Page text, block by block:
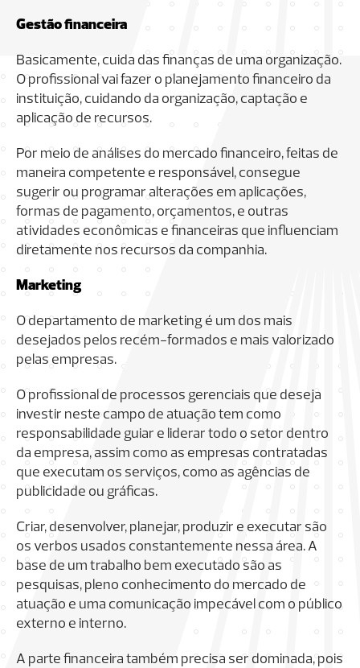
Gestão financeira
Basicamente, cuida das finanças de uma organização.
O profissional vai fazer o planejamento financeiro da
instituição, cuidando da organização, captação e
aplicação de recursos.
Por meio de análises do mercado financeiro, feitas de
maneira competente e responsável, consegue
sugerir ou programar alterações em aplicações,
formas de pagamento, orçamentos, e outras
atividades econômicas e financeiras que influenciam
diretamente nos recursos da companhia.
Marketing
O departamento de marketing é um dos mais
desejados pelos recém-formados e mais valorizado
pelas empresas.
O profissional de processos gerenciais que deseja
investir neste campo de atuação tem como
responsabilidade guiar e liderar todo o setor dentro
da empresa, assim como as empresas contratadas
que executam os serviços, como as agências de
publicidade ou gráficas.
Criar, desenvolver, planejar, produzir e executar são
os verbos usados constantemente nessa área. A
base de um trabalho bem executado são as
pesquisas, pleno conhecimento do mercado de
atuação e uma comunicação impecável com o público
externo e interno.
A parte financeira também precisa ser dominada, pois